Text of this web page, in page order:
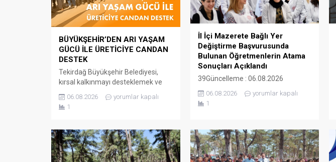
BÜYÜKŞEHİR’DEN ARI YAŞAM
GÜCÜ İLE ÜRETİCİYE CANDAN
DESTEK
Tekirdağ Büyükşehir Belediyesi,
kırsal kalkınmayı desteklemek ve
sürdürülebilirliğine katkı sağlamak
amacıyla yürüttüğü Arı Yaşam Gücü
780 arı yetiştiricisine toplam 186 bin
480 kilogram arı keki ve fondan
şeker desteği sağladı. Büyükşehir
06.08.2026
yorumlar kapalı
1
İl İçi Mazerete Bağlı Yer
Değiştirme Başvurusunda
Bulunan Öğretmenlerin Atama
Sonuçları Açıklandı
39Güncelleme : 06.08.2026
10:21Yayın : 06.08.2026 10:19 Millî
Eğitim Bakanlığı kadrolarında görev
yapan öğretmenlerin aile birliği,
durumu ve diğer nedenlere bağlı
mazereti bulunanların il içi yer
değiştirme başvuruları, 13-31
Temmuz 2026 tarihleri arasında
06.08.2026
yorumlar kapalı
1